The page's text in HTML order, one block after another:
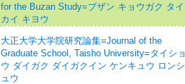
for the Buzan Study=ブザン キョウガク タイ
カイ キヨウ
大正大学大学院研究論集=Journal of the
Graduate School, Taisho University=タイショ
ウ ダイガク ダイガクイン ケンキュウ ロンシ
ュウ